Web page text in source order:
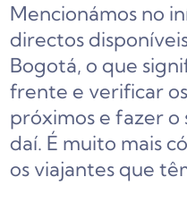
Mencionámos no
directos
Bogotá, o que
frente e verificar
próximos e fazer
daí. É muito mais
os viajantes que